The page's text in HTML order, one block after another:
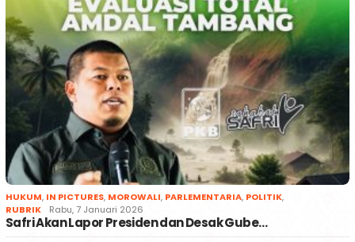
HUKUM, IN PICTURES, MOROWALI, PARLEMENTARIA, POLITIK,
RUBRIK
Rabu, 7 Januari 2026
Safri Akan Lapor Presiden dan Desak Gube…